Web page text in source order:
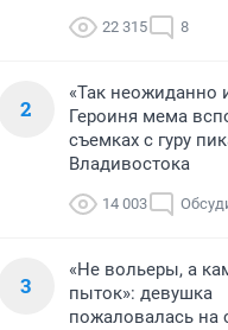
22 315 8
2
«Так неожиданно
Героиня мема
съемках с гуру
Владивостока
14 003
3
«Не вольеры, а
пыток»: девушка
пожаловалась на